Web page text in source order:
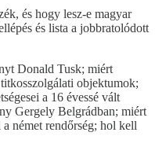
és hogy lesz-e magyar
és lista a jobbratolódott
Donald Tusk; miért
objektumok;
a 16 évessé vált
Gergely Belgrádban; miért
német rendőrség; hol kell